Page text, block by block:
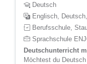
Deutsch
Englisch,
Berufsschule,
Sprachschule
Deutschunterricht
Möchtest du